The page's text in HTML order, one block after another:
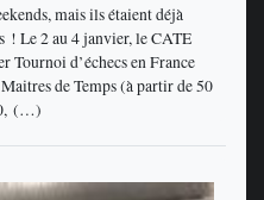
mais ils étaient déjà
! Le 2 au 4 janvier, le CATE
Tournoi d’échecs en France
de Temps (à partir de 50
(…)